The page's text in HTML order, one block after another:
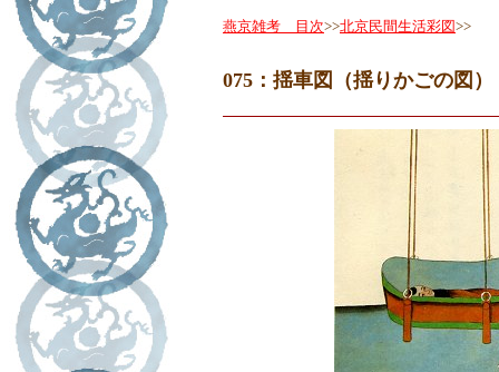
燕京雑考 目次>>北京民間生活彩図>>
075：揺車図（揺りかごの図）